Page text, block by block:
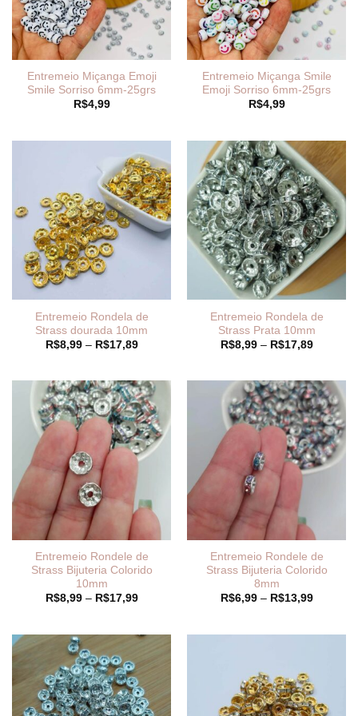
Entremeio Miçanga Emoji
Smile Sorriso 6mm-25grs
R$4,99
Entremeio Miçanga Smile
Emoji Sorriso 6mm-25grs
R$4,99
Entremeio Rondela de
Strass dourada 10mm
R$8,99 – R$17,89Faixa
através
R$17,89
Entremeio Rondela de
Strass Prata 10mm
R$8,99 – R$17,89Faixa
através
R$17,89
Entremeio Rondele de
Strass Bijuteria Colorido
10mm
R$8,99 – R$17,99Faixa
através
Entremeio Rondele de
Strass Bijuteria Colorido
8mm
R$6,99 – R$13,99Faixa